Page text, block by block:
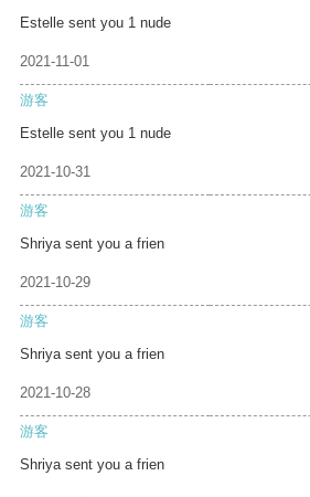
Estelle sent you 1 nude
2021-11-01
游客
Estelle sent you 1 nude
2021-10-31
游客
Shriya sent you a frien
2021-10-29
游客
Shriya sent you a frien
2021-10-28
游客
Shriya sent you a frien